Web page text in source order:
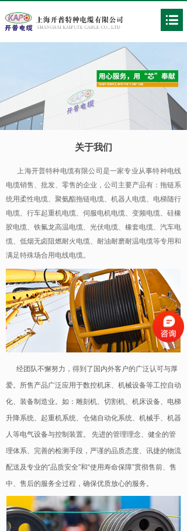
关于我们
上海开普特种电缆有限公司是一家专业从事特种电线
电缆销售、批发、零售的企业，公司主要产品有：拖链系
统用柔性电缆、聚氨酯拖链电缆、机器人电缆、电梯随行
电缆、行车起重机电缆、伺服电机电缆、变频电缆、硅橡
胶电缆、铁氟龙高温电缆、光伏电缆、橡套电缆、汽车电
缆、低烟无卤阻燃耐火电缆、耐油耐磨耐温电缆等专用和
满足特殊场合用电线电缆。
经团队不懈努力，得到了国内外客户的广泛认可与厚
爱。所售产品广泛应用于数控机床、机械设备等工控自动
化、装备制造业。如：雕刻机、切割机、机床设备、电梯
升降系统、起重机系统、仓储自动化系统、机械手、机器
人等电气设备与控制装置。 先进的管理理念、健全的管
理体系、完善的检测手段，严谨的品质态度、讯捷的物流
配送及专业的“品质安全”和“使用寿命保障”贯彻售前、售
中、售后的服务全过程，确保优质放心的服务。